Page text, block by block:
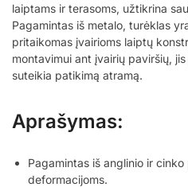
laiptams ir terasoms, užtikrina
Pagamintas iš metalo, turėklas
pritaikomas įvairioms laiptų
montavimui ant įvairių paviršių,
suteikia patikimą atramą.
Aprašymas:
Pagamintas iš anglinio ir
deformacijoms.